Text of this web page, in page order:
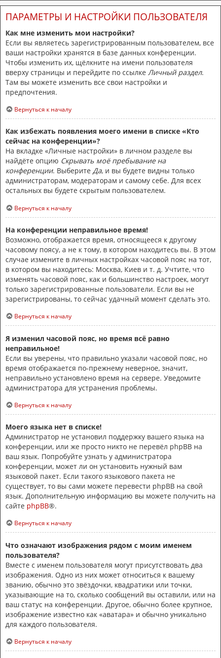
ПАРАМЕТРЫ И НАСТРОЙКИ ПОЛЬЗОВАТЕЛЯ
Как мне изменить мои настройки?
Если вы являетесь зарегистрированным пользователем, все
ваши настройки хранятся в базе данных конференции.
Чтобы изменить их, щёлкните на имени пользователя
вверху страницы и перейдите по ссылке Личный раздел.
Там вы можете изменить все свои настройки и
предпочтения.
Вернуться к началу
Как избежать появления моего имени в списке «Кто
сейчас на конференции»?
На вкладке «Личные настройки» в личном разделе вы
найдёте опцию Скрывать моё пребывание на
конференции. Выберите Да, и вы будете видны только
администраторам, модераторам и самому себе. Для всех
остальных вы будете скрытым пользователем.
Вернуться к началу
На конференции неправильное время!
Возможно, отображается время, относящееся к другому
часовому поясу, а не к тому, в котором находитесь вы. В этом
случае измените в личных настройках часовой пояс на тот,
в котором вы находитесь: Москва, Киев и т. д. Учтите, что
изменять часовой пояс, как и большинство настроек, могут
только зарегистрированные пользователи. Если вы не
зарегистрированы, то сейчас удачный момент сделать это.
Вернуться к началу
Я изменил часовой пояс, но время всё равно
неправильное!
Если вы уверены, что правильно указали часовой пояс, но
время отображается по-прежнему неверное, значит,
неправильно установлено время на сервере. Уведомите
администратора для устранения проблемы.
Вернуться к началу
Моего языка нет в списке!
Администратор не установил поддержку вашего языка на
конференции, или же просто никто не перевёл phpBB на
ваш язык. Попробуйте узнать у администратора
конференции, может ли он установить нужный вам
языковой пакет. Если такого языкового пакета не
существует, то вы сами можете перевести phpBB на свой
язык. Дополнительную информацию вы можете получить на
сайте phpBB®.
Вернуться к началу
Что означают изображения рядом с моим именем
пользователя?
Вместе с именем пользователя могут присутствовать два
изображения. Одно из них может относиться к вашему
званию, обычно это звёздочки, квадратики или точки,
указывающие на то, сколько сообщений вы оставили, или на
ваш статус на конференции. Другое, обычно более крупное,
изображение известно как «аватара» и обычно уникально
для каждого пользователя.
Вернуться к началу